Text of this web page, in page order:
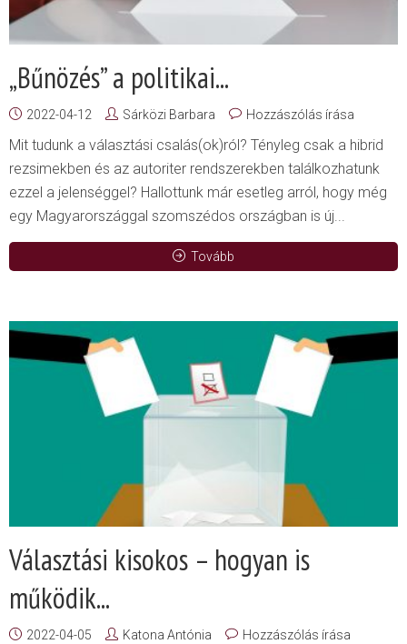
„Bűnözés” a politikai...
2022-04-12 Sárközi Barbara Hozzászólás írása
Mit tudunk a választási csalás(ok)ról? Tényleg csak a hibrid
rezsimekben és az autoriter rendszerekben találkozhatunk
ezzel a jelenséggel? Hallottunk már esetleg arról, hogy még
egy Magyarországgal szomszédos országban is új...
Tovább
Választási kisokos – hogyan is
működik...
2022-04-05 Katona Antónia Hozzászólás írása